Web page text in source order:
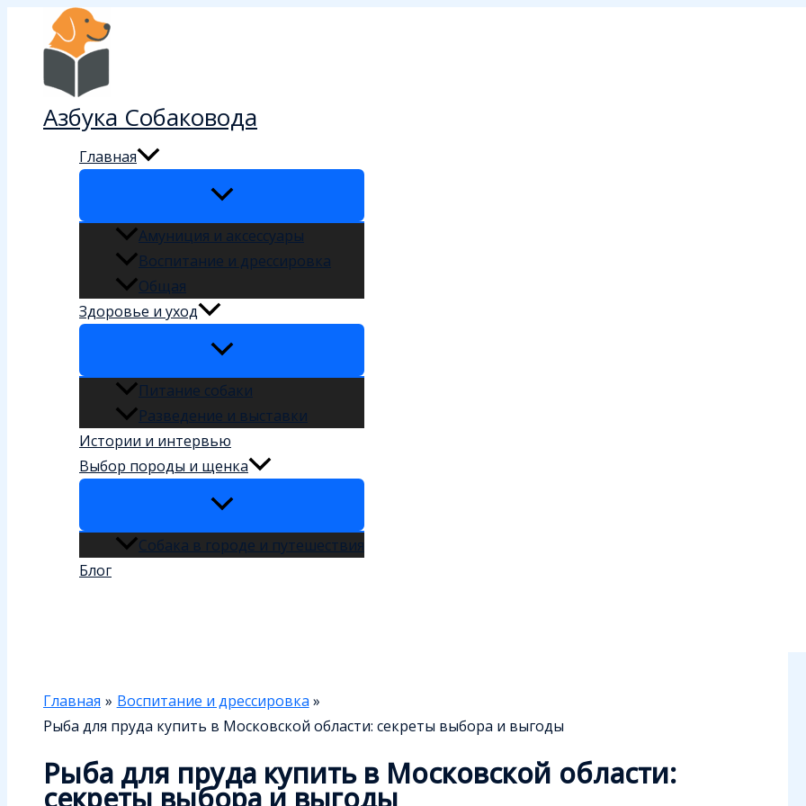
Перейти
Азбука Собаковода
Главная
Амуниция и аксессуары
Воспитание и дрессировка
Общая
Здоровье и уход
Питание собаки
Разведение и выставки
Истории и интервью
Выбор породы и щенка
Собака в городе и путешествия
Блог
Главная
Воспитание и дрессировка
Рыба для пруда купить в Московской области: секреты выбора и выгоды
Рыба для пруда купить в Московской области:
секреты выбора и выгоды